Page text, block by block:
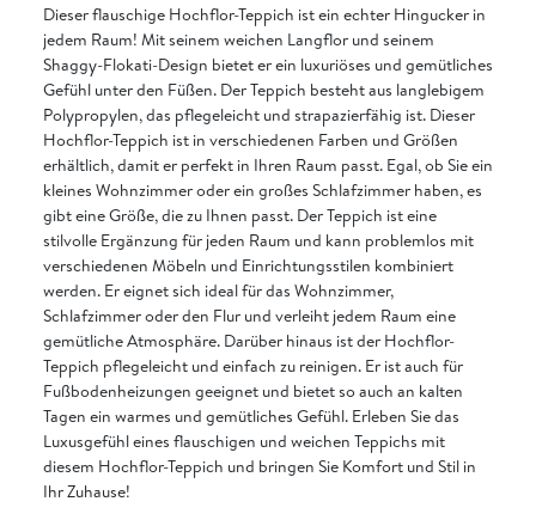
Dieser flauschige Hochflor-Teppich ist ein echter Hingucker in
jedem Raum! Mit seinem weichen Langflor und seinem
Shaggy-Flokati-Design bietet er ein luxuriöses und gemütliches
Gefühl unter den Füßen. Der Teppich besteht aus langlebigem
Polypropylen, das pflegeleicht und strapazierfähig ist. Dieser
Hochflor-Teppich ist in verschiedenen Farben und Größen
erhältlich, damit er perfekt in Ihren Raum passt. Egal, ob Sie ein
kleines Wohnzimmer oder ein großes Schlafzimmer haben, es
gibt eine Größe, die zu Ihnen passt. Der Teppich ist eine
stilvolle Ergänzung für jeden Raum und kann problemlos mit
verschiedenen Möbeln und Einrichtungsstilen kombiniert
werden. Er eignet sich ideal für das Wohnzimmer,
Schlafzimmer oder den Flur und verleiht jedem Raum eine
gemütliche Atmosphäre. Darüber hinaus ist der Hochflor-
Teppich pflegeleicht und einfach zu reinigen. Er ist auch für
Fußbodenheizungen geeignet und bietet so auch an kalten
Tagen ein warmes und gemütliches Gefühl. Erleben Sie das
Luxusgefühl eines flauschigen und weichen Teppichs mit
diesem Hochflor-Teppich und bringen Sie Komfort und Stil in
Ihr Zuhause!